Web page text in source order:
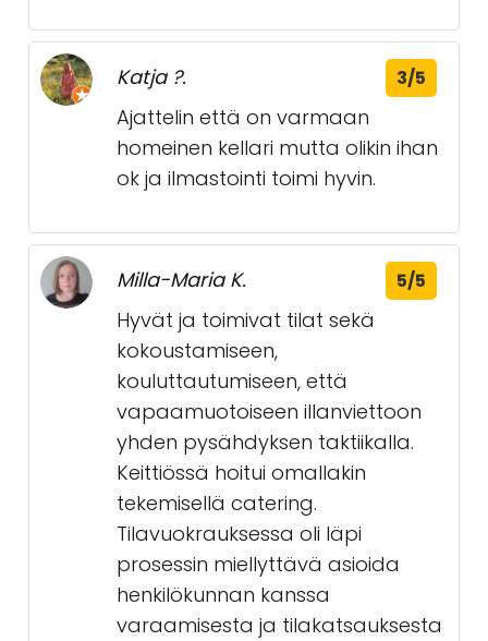
Katja ?. 3/5
Ajattelin että on varmaan
homeinen kellari mutta olikin ihan
ok ja ilmastointi toimi hyvin.
Milla-Maria K. 5/5
Hyvät ja toimivat tilat sekä
kokoustamiseen,
kouluttautumiseen, että
vapaamuotoiseen illanviettoon
yhden pysähdyksen taktiikalla.
Keittiössä hoitui omallakin
tekemisellä catering.
Tilavuokrauksessa oli läpi
prosessin miellyttävä asioida
henkilökunnan kanssa
varaamisesta ja tilakatsauksesta